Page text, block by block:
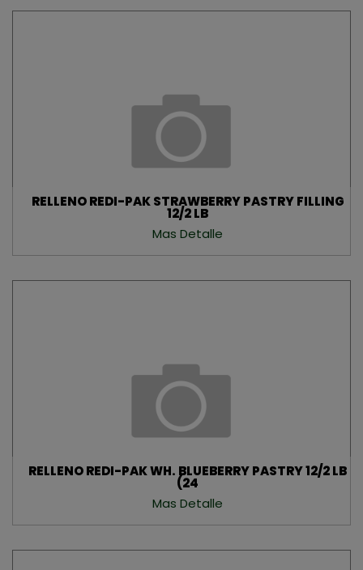
RELLENO REDI-PAK STRAWBERRY PASTRY FILLING
12/2 LB
Mas Detalle
RELLENO REDI-PAK WH. BLUEBERRY PASTRY 12/2 LB
(24
Mas Detalle